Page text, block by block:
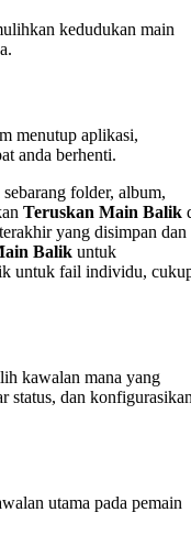
kedudukan main
menutup aplikasi,
anda berhenti.
folder, album,
Teruskan Main Balik
yang disimpan dan
Balik untuk
untuk fail individu,
kawalan mana yang
status, dan
utama pada pemain